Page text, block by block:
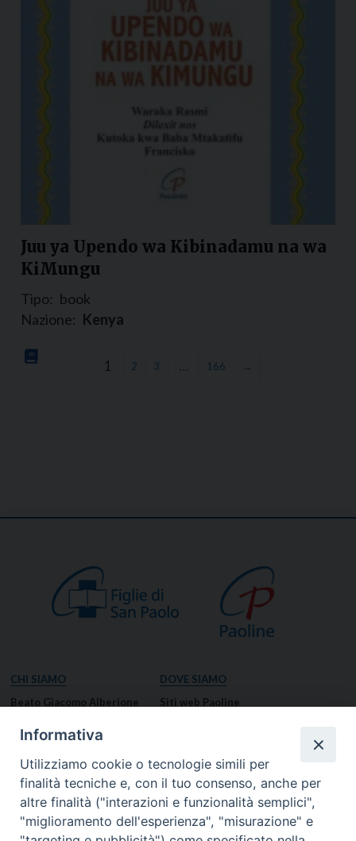
Juu ya Upendo wa Kibinadamu na wa
KiMungu
Tipo: book
Nazione: Kenya
1 2 3 … 166 →
CHI SIAMO
Beato Giacomo Alberione
Missione Paolina
Luoghi delle Origini
Governo Generale
DOVE SIAMO
Siti web Paoline
Notizie dal governo generale
Notizie in breve
RISORSE
Informativa
Utilizziamo cookie o tecnologie simili per
finalità tecniche e, con il tuo consenso, anche per
altre finalità ("interazioni e funzionalità semplici",
"miglioramento dell'esperienza", "misurazione" e